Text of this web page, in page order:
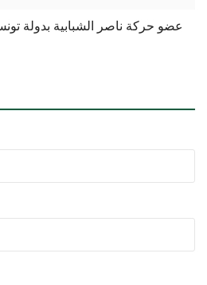
عضو حركة ناصر الشبابية بدولة